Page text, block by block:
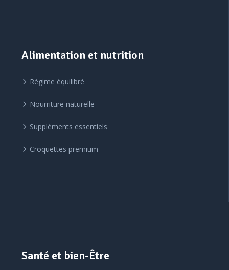
Alimentation et nutrition
Régime équilibré
Nourriture naturelle
Suppléments essentiels
Croquettes premium
Santé et bien-Être